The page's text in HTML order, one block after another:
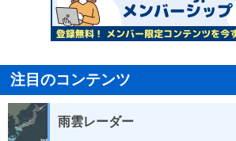
注目のコンテンツ
雨雲レーダー